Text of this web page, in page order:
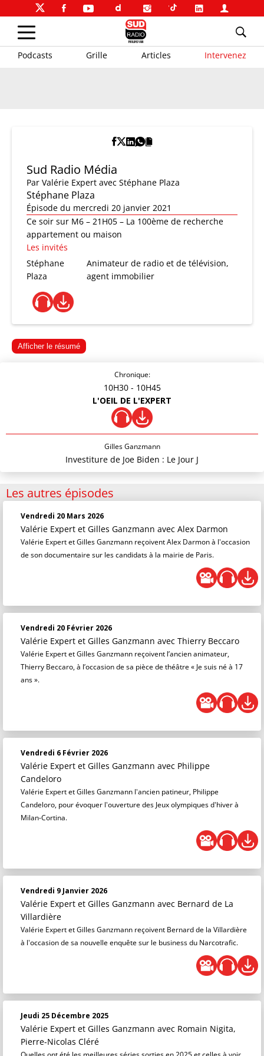
Podcasts Grille Articles Intervenez
Sud Radio Média
Par Valérie Expert avec Stéphane Plaza
Stéphane Plaza
Épisode du mercredi 20 janvier 2021
Ce soir sur M6 – 21H05 – La 100ème de recherche
appartement ou maison
Les invités
Stéphane
Plaza
Animateur de radio et de télévision,
agent immobilier
Afficher le résumé
Chronique:
10H30 - 10H45
L'OEIL DE L'EXPERT
Gilles Ganzmann
Investiture de Joe Biden : Le Jour J
Les autres épisodes
Vendredi 20 Mars 2026
Valérie Expert et Gilles Ganzmann avec Alex Darmon
Valérie Expert et Gilles Ganzmann reçoivent Alex Darmon à l'occasion
de son documentaire sur les candidats à la mairie de Paris.
Vendredi 20 Février 2026
Valérie Expert et Gilles Ganzmann avec Thierry Beccaro
Valérie Expert et Gilles Ganzmann reçoivent l’ancien animateur,
Thierry Beccaro, à l’occasion de sa pièce de théâtre « Je suis né à 17
ans ».
Vendredi 6 Février 2026
Valérie Expert et Gilles Ganzmann avec Philippe
Candeloro
Valérie Expert et Gilles Ganzmann l'ancien patineur, Philippe
Candeloro, pour évoquer l'ouverture des Jeux olympiques d'hiver à
Milan-Cortina.
Vendredi 9 Janvier 2026
Valérie Expert et Gilles Ganzmann avec Bernard de La
Villardière
Valérie Expert et Gilles Ganzmann reçoivent Bernard de la Villardière
à l'occasion de sa nouvelle enquête sur le business du Narcotrafic.
Jeudi 25 Décembre 2025
Valérie Expert et Gilles Ganzmann avec Romain Nigita,
Pierre-Nicolas Cléré